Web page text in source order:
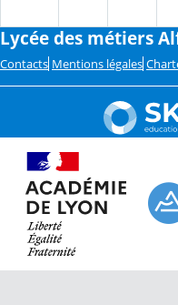
Lycée des métiers
Contacts Mentions légales